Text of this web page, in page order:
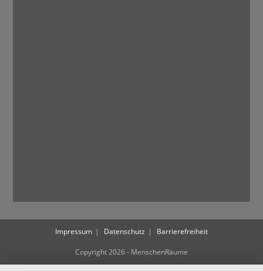
Impressum Datenschutz Barrierefreiheit
Copyright 2026 - MenschenRäume